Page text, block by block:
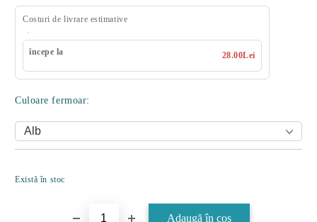
Costuri de livrare estimative
începe la 28.00Lei
Culoare fermoar:
Există în stoc